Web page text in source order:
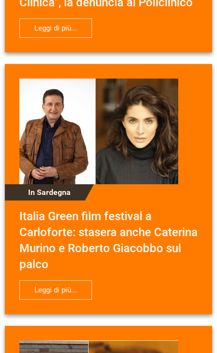
Leggi di più...
In Sardegna
Italia Green film festival a
Carloforte: stasera anche Caterina
Murino e Roberto Giacobbo sul
palco
Leggi di più...